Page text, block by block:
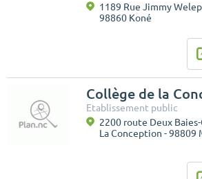
1189 Rue Jimmy
98860 Koné
Collège de la
Etablissement public
2200 route Deux
La Conception - 98809